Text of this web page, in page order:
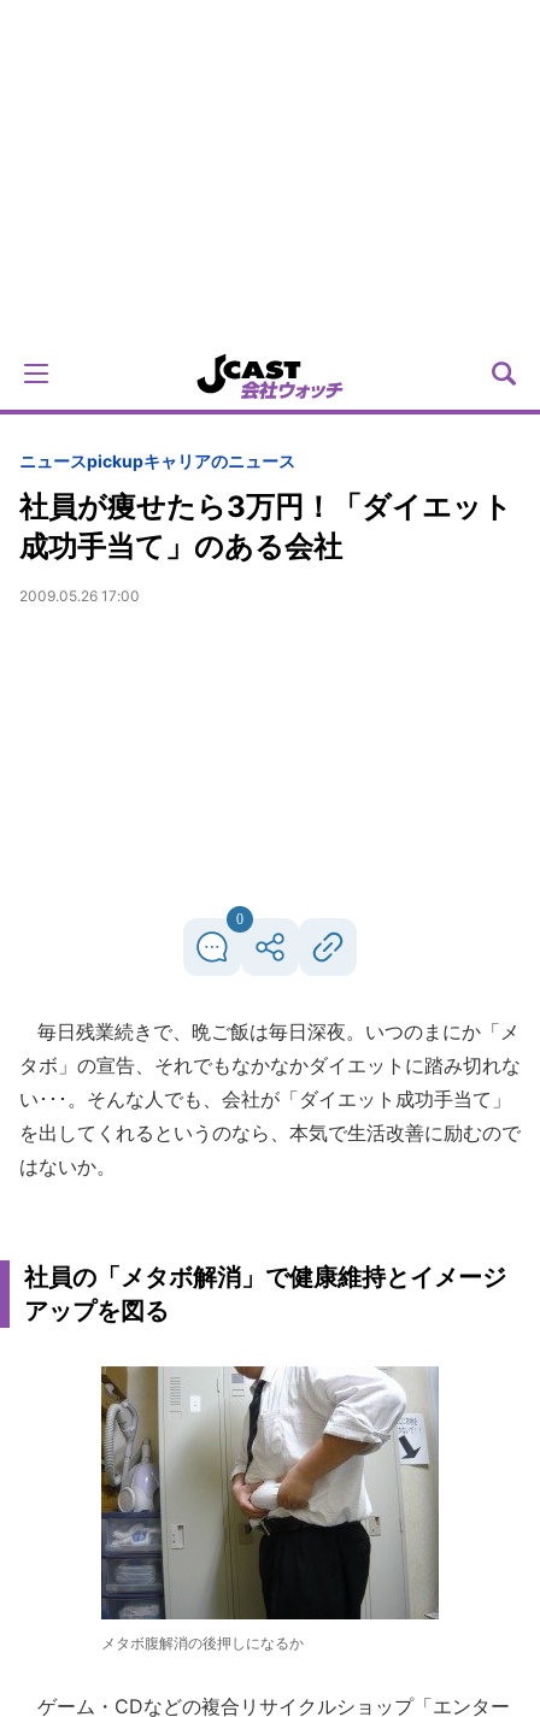
ニュースpickupキャリアのニュース
社員が痩せたら3万円！「ダイエット
成功手当て」のある会社
2009.05.26 17:00
0
毎日残業続きで、晩ご飯は毎日深夜。いつのまにか「メ
タボ」の宣告、それでもなかなかダイエットに踏み切れな
い･･･。そんな人でも、会社が「ダイエット成功手当て」
を出してくれるというのなら、本気で生活改善に励むので
はないか。
社員の「メタボ解消」で健康維持とイメージ
アップを図る
メタボ腹解消の後押しになるか
ゲーム・CDなどの複合リサイクルショップ「エンター